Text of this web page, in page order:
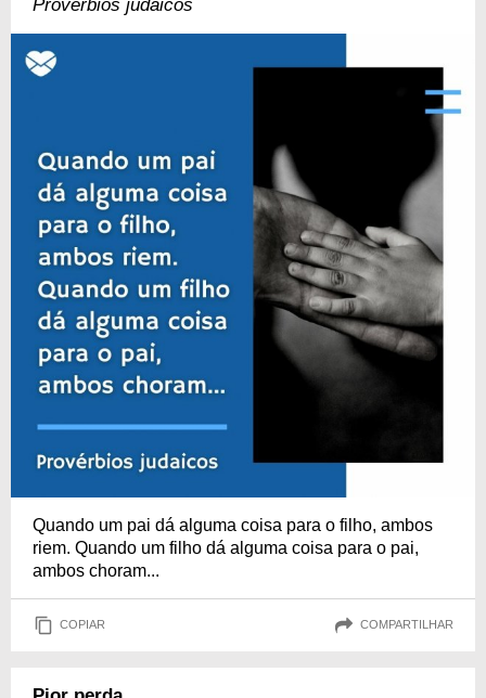
Provérbios judaicos
Quando um pai dá alguma coisa para o filho, ambos
riem. Quando um filho dá alguma coisa para o pai,
ambos choram...
COPIAR COMPARTILHAR